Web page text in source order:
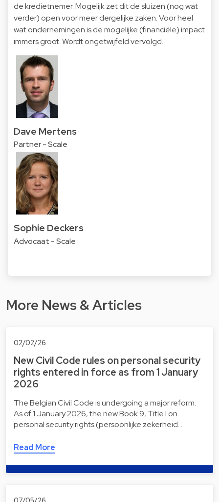
de kredietnemer. Mogelijk zet dit de sluizen (nog wat
verder) open voor meer dergelijke zaken. Voor heel
wat ondernemingen is de mogelijke (financiële) impact
immers groot. Wordt ongetwijfeld vervolgd.
Dave Mertens
Partner - Scale
Sophie Deckers
Advocaat - Scale
More News & Articles
02/02/26
New Civil Code rules on personal security
rights entered in force as from 1 January
2026
The Belgian Civil Code is undergoing a major reform.
As of 1 January 2026, the new Book 9, Title I on
personal security rights (persoonlijke zekerheid…
Read More
07/05/26